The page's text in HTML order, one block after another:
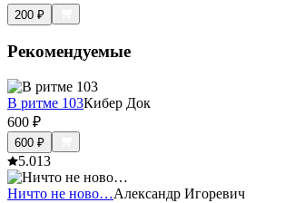
200 ₽
Рекомендуемые
В ритме 103Кибер Док
600 ₽
600 ₽
5.013
Ничто не ново…Александр Игоревич